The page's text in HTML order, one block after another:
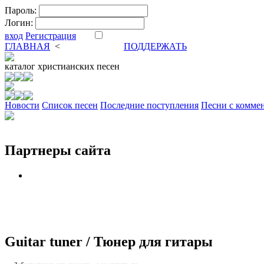
Пароль:
Логин:
вход Регистрация
ГЛАВНАЯ <
ПОДДЕРЖАТЬ
каталог христианских песен
Новости Cписок песен Последние поступления Песни с
Партнеры сайта
Guitar tuner / Тюнер для гитары